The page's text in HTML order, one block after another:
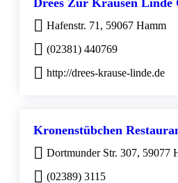
Hafenstr. 71, 59067 Hamm
(02381) 440769
http://drees-krause-linde.de
Kronenstübchen
Dortmunder Str. 307, 59077
(02389) 3115